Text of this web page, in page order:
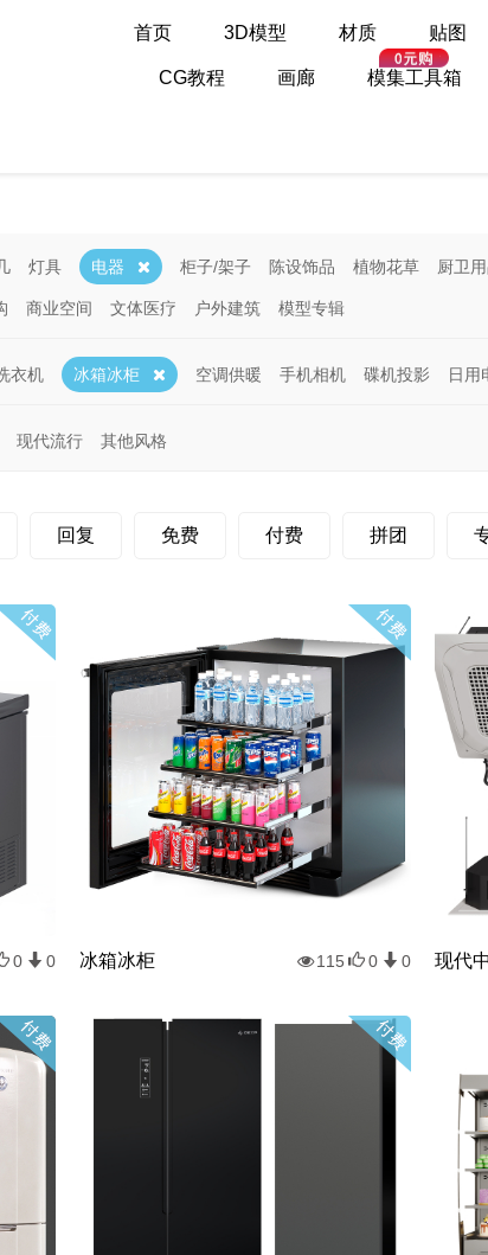
首页 3D模型 材质 贴图
CG教程 画廊 模集工具箱
灯具 电器 柜子/架子 陈设饰品 植物花草 厨卫
商业空间 文体医疗 户外建筑 模型专辑
衣机 冰箱冰柜 空调供暖 手机相机 碟机投影 日用
现代流行 其他风格
回复 免费 付费 拼团
0 0 冰箱冰柜 115 0 0 现代